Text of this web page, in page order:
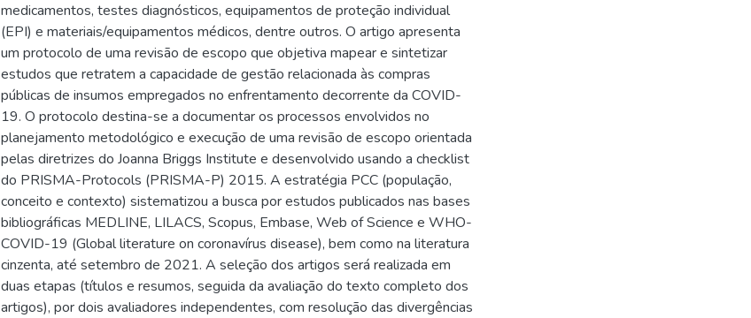
medicamentos, testes diagnósticos, equipamentos de proteção individual
(EPI) e materiais/equipamentos médicos, dentre outros. O artigo apresenta
um protocolo de uma revisão de escopo que objetiva mapear e sintetizar
estudos que retratem a capacidade de gestão relacionada às compras
públicas de insumos empregados no enfrentamento decorrente da COVID-
19. O protocolo destina-se a documentar os processos envolvidos no
planejamento metodológico e execução de uma revisão de escopo orientada
pelas diretrizes do Joanna Briggs Institute e desenvolvido usando a checklist
do PRISMA-Protocols (PRISMA-P) 2015. A estratégia PCC (população,
conceito e contexto) sistematizou a busca por estudos publicados nas bases
bibliográficas MEDLINE, LILACS, Scopus, Embase, Web of Science e WHO-
COVID-19 (Global literature on coronavírus disease), bem como na literatura
cinzenta, até setembro de 2021. A seleção dos artigos será realizada em
duas etapas (títulos e resumos, seguida da avaliação do texto completo dos
artigos), por dois avaliadores independentes, com resolução das divergências